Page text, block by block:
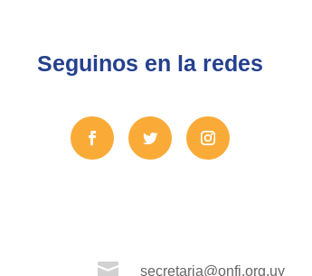
Seguinos en la redes
 secretaria@onfi.org.uy